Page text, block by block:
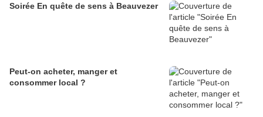
Soirée En quête de sens à Beauvezer
Peut-on acheter, manger et
consommer local ?